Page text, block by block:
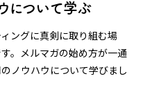
について学ぶ
ングに真剣に取り組む場
。メルマガの始め方が一通
ノウハウについて学びまし